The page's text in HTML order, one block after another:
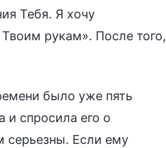
Тебя. Я хочу
рукам». После того,
было уже пять
спросила его о
серьезны. Если ему